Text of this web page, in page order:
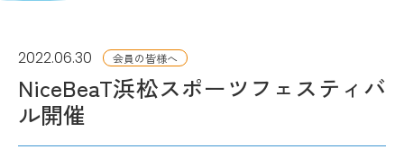
2022.06.30 会員の皆様へ
NiceBeaT浜松スポーツフェスティバ
ル開催